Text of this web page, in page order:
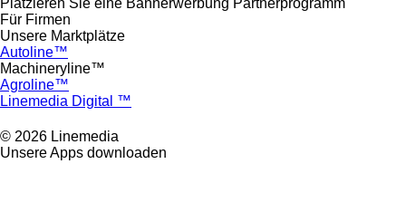
Für Firmen
Unsere Marktplätze
Autoline™
Machineryline™
Agroline™
Linemedia Digital ™
© 2026 Linemedia
Unsere Apps downloaden